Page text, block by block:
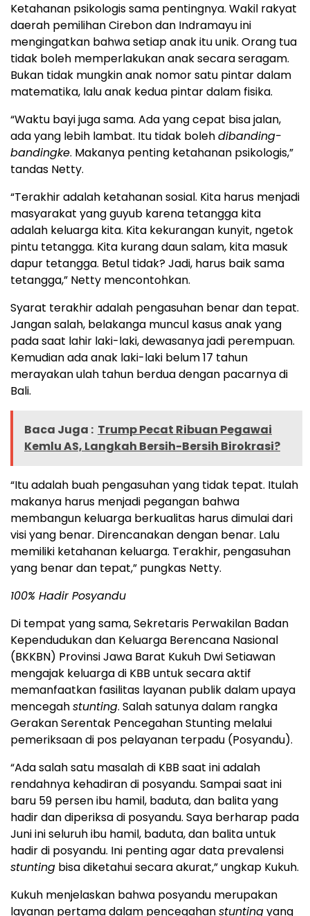
Ketahanan psikologis sama pentingnya. Wakil rakyat
daerah pemilihan Cirebon dan Indramayu ini
mengingatkan bahwa setiap anak itu unik. Orang tua
tidak boleh memperlakukan anak secara seragam.
Bukan tidak mungkin anak nomor satu pintar dalam
matematika, lalu anak kedua pintar dalam fisika.
“Waktu bayi juga sama. Ada yang cepat bisa jalan,
ada yang lebih lambat. Itu tidak bolehdibanding-
bandingke. Makanya penting ketahanan psikologis,”
tandas Netty.
“Terakhir adalah ketahanan sosial. Kita harus menjadi
masyarakat yang guyub karena tetangga kita
adalah keluarga kita. Kita kekurangan kunyit, ngetok
pintu tetangga. Kita kurang daun salam, kita masuk
dapur tetangga. Betul tidak? Jadi, harus baik sama
tetangga,” Netty mencontohkan.
Syarat terakhir adalah pengasuhan benar dan tepat.
Jangan salah, belakanga muncul kasus anak yang
pada saat lahir laki-laki, dewasanya jadi perempuan.
Kemudian ada anak laki-laki belum 17 tahun
merayakan ulah tahun berdua dengan pacarnya di
Bali.
Baca Juga : Trump Pecat Ribuan Pegawai
Kemlu AS, Langkah Bersih-Bersih Birokrasi?
“Itu adalah buah pengasuhan yang tidak tepat. Itulah
makanya harus menjadi pegangan bahwa
membangun keluarga berkualitas harus dimulai dari
visi yang benar. Direncanakan dengan benar. Lalu
memiliki ketahanan keluarga. Terakhir, pengasuhan
yang benar dan tepat,” pungkas Netty.
100% Hadir Posyandu
Di tempat yang sama, Sekretaris Perwakilan Badan
Kependudukan dan Keluarga Berencana Nasional
(BKKBN) Provinsi Jawa Barat Kukuh Dwi Setiawan
mengajak keluarga di KBB untuk secara aktif
memanfaatkan fasilitas layanan publik dalam upaya
mencegahstunting. Salah satunya dalam rangka
Gerakan Serentak Pencegahan Stunting melalui
pemeriksaan di pos pelayanan terpadu (Posyandu).
“Ada salah satu masalah di KBB saat ini adalah
rendahnya kehadiran di posyandu. Sampai saat ini
baru 59 persen ibu hamil, baduta, dan balita yang
hadir dan diperiksa di posyandu. Saya berharap pada
Juni ini seluruh ibu hamil, baduta, dan balita untuk
hadir di posyandu. Ini penting agar data prevalensi
stunting bisa diketahui secara akurat,” ungkap Kukuh.
Kukuh menjelaskan bahwa posyandu merupakan
layanan pertama dalam pencegahanstuntingyang